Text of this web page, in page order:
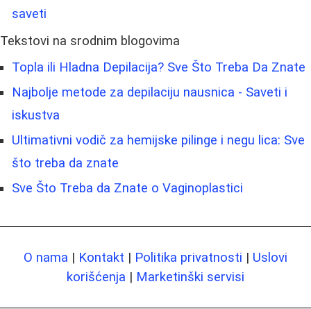
saveti
Tekstovi na srodnim blogovima
Topla ili Hladna Depilacija? Sve Što Treba Da Znate
Najbolje metode za depilaciju nausnica - Saveti i
iskustva
Ultimativni vodič za hemijske pilinge i negu lica: Sve
što treba da znate
Sve Što Treba da Znate o Vaginoplastici
O nama | Kontakt | Politika privatnosti | Uslovi
korišćenja | Marketinški servisi